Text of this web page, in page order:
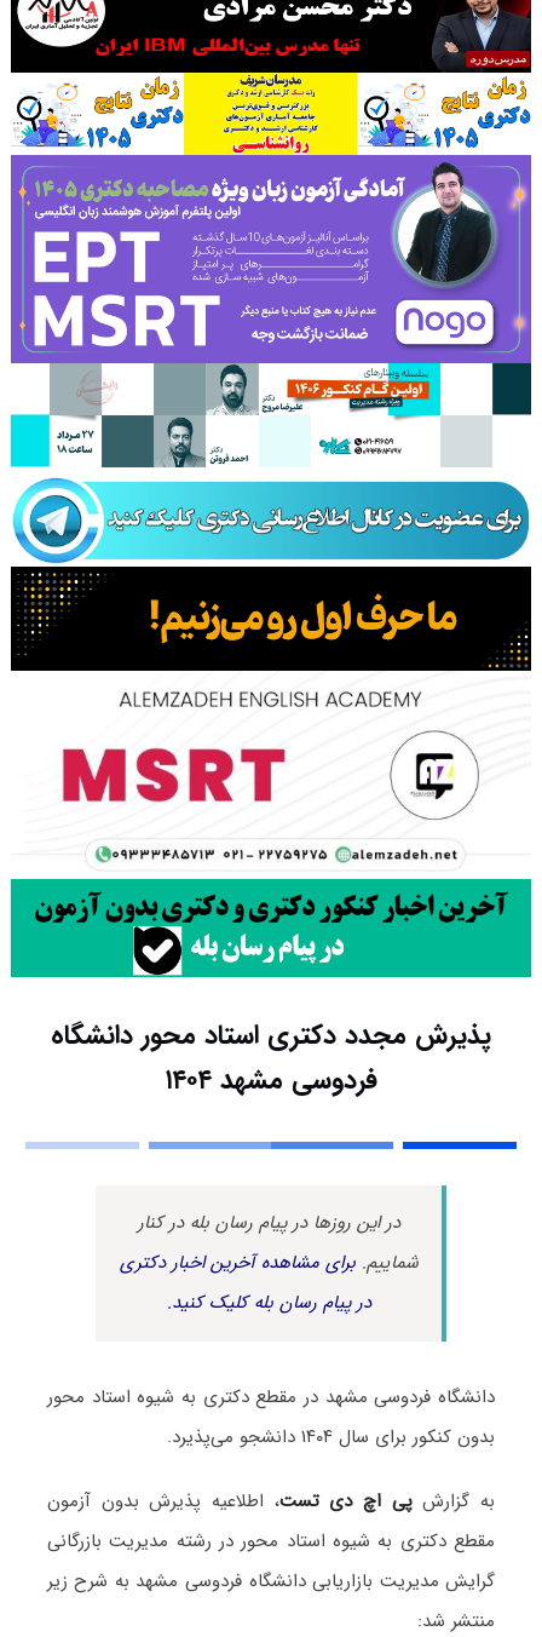
پذیرش مجدد دکتری استاد محور دانشگاه
فردوسی مشهد ۱۴۰۴
در این روزها در پیام رسان بله در کنار
شماییم.برای مشاهده آخرین اخبار دکتری
در پیام رسان بله کلیک کنید.
دانشگاه فردوسی مشهد در مقطع دکتری به شیوه استاد محور
بدون کنکور برای سال ۱۴۰۴ دانشجو می‌پذیرد.
به گزارشپی اچ دی تست، اطلاعیه پذیرش بدون آزمون
مقطع دکتری به شیوه استاد محور در رشته مدیریت بازرگانی
گرایش مدیریت بازاریابی دانشگاه فردوسی مشهد به شرح زیر
منتشر شد: